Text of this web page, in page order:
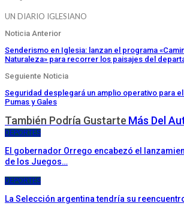
UN DIARIO IGLESIANO
Noticia Anterior
Senderismo en Iglesia: lanzan el programa
Naturaleza» para recorrer los paisajes del
Seguiente Noticia
Seguridad desplegará un amplio operativo para
Pumas y Gales
También Podría Gustarte Más Del
DEPORTES
El gobernador Orrego encabezó el
de los Juegos…
DEPORTES
La Selección argentina tendría su